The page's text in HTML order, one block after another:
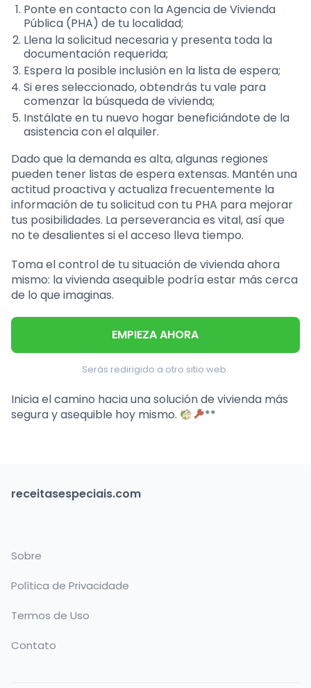
Ponte en contacto con la Agencia de Vivienda
Pública (PHA) de tu localidad;
Llena la solicitud necesaria y presenta toda la
documentación requerida;
Espera la posible inclusión en la lista de espera;
Si eres seleccionado, obtendrás tu vale para
comenzar la búsqueda de vivienda;
Instálate en tu nuevo hogar beneficiándote de la
asistencia con el alquiler.
Dado que la demanda es alta, algunas regiones
pueden tener listas de espera extensas. Mantén una
actitud proactiva y actualiza frecuentemente la
información de tu solicitud con tu PHA para mejorar
tus posibilidades. La perseverancia es vital, así que
no te desalientes si el acceso lleva tiempo.
Toma el control de tu situación de vivienda ahora
mismo: la vivienda asequible podría estar más cerca
de lo que imaginas.
EMPIEZA AHORA
Serás redirigido a otro sitio web.
Inicia el camino hacia una solución de vivienda más
segura y asequible hoy mismo.
**
receitasespeciais.com
Sobre
Política de Privacidade
Termos de Uso
Contato